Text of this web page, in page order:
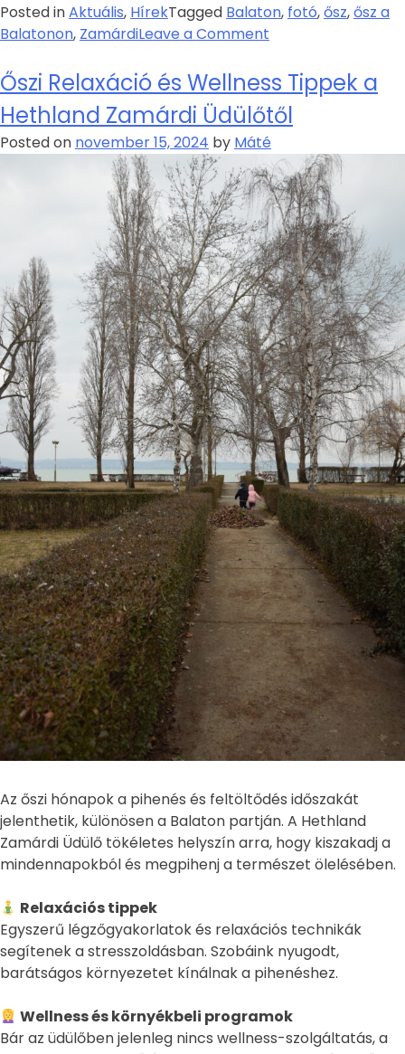
Posted inAktuális, HírekTagged Balaton, fotó,ősz,ősz a
Balatonon, ZamárdiLeave a Comment
Őszi Relaxáció és Wellness Tippek a
Hethland Zamárdi Üdülőtől
Posted on november 15, 2024 by Máté
Az őszi hónapok a pihenés és feltöltődés időszakát
jelenthetik, különösen a Balaton partján. A Hethland
Zamárdi Üdülő tökéletes helyszín arra, hogy kiszakadj a
mindennapokból és megpihenj a természet ölelésében.
Relaxációs tippek
Egyszerű légzőgyakorlatok és relaxációs technikák
segítenek a stresszoldásban. Szobáink nyugodt,
barátságos környezetet kínálnak a pihenéshez.
Wellness és környékbeli programok
Bár az üdülőben jelenleg nincs wellness-szolgáltatás, a